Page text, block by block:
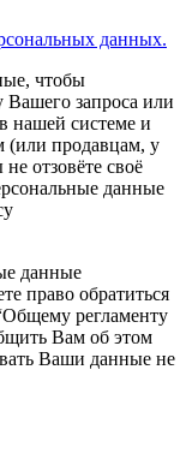
данных.
чтобы
Вашего запроса или
нашей системе и
(или продавцам, у
отзовёте своё
данные
данные
право обратиться
регламенту
Вам об этом
Ваши данные не